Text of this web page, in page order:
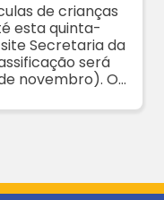
de crianças
esta quinta-
Secretaria da
será
novembro). Os
os dias 17 e